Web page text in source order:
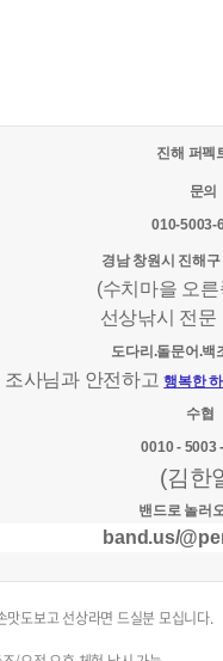
진해 퍼펙
문의
010-5003-
경남 창원시 진해
(수치마을 오
선상낚시 전문
도다리.돌문어.백
조사님과 안전하고행복한
수협
0010 - 5003
(김한
밴드로 놀러
band.us/
도보고 선상라면 드실분 모십니다.